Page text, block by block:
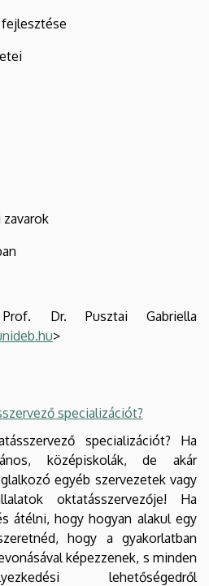
zavarok
Dr. Pusztai Gabriella
>
specializációt?
specializációt? Ha
középiskolák, de akár
egyéb szervezetek vagy
oktatásszervezője! Ha
átélni, hogy hogyan alakul egy
hogy a gyakorlatban
képezzenek, s minden
lehetőségedről